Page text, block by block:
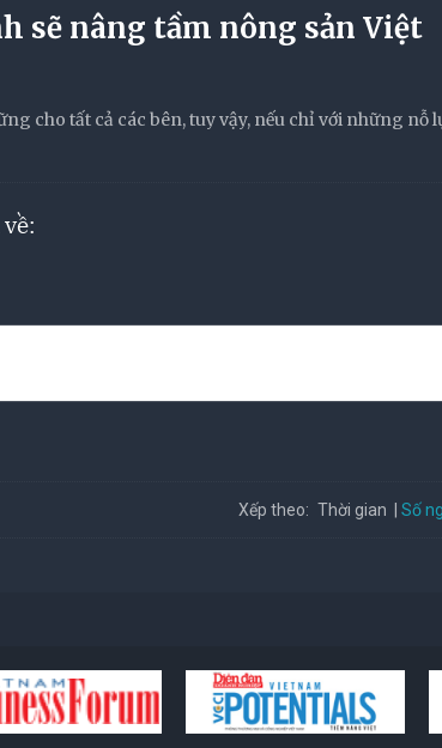
sẽ nâng tầm nông sản Việt
cho tất cả các bên, tuy vậy, nếu chỉ với những nỗ
Xếp theo: Thời gian Số